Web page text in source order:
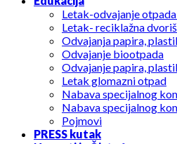
Letak-odvajanje
Letak- reciklažna
Odvajanja papira,
Odvajanje biootpada
Odvajanje papira,
Letak glomazni otpad
Nabava specijalnog
Nabava specijalnog
Pojmovi
PRESS kutak